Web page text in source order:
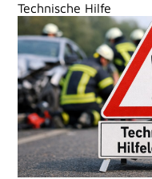
Technische Hilfe